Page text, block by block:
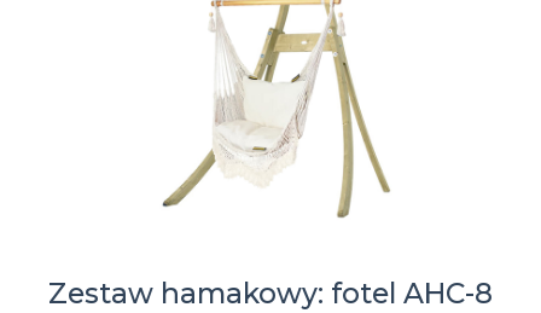
Zestaw hamakowy: fotel AHC-8